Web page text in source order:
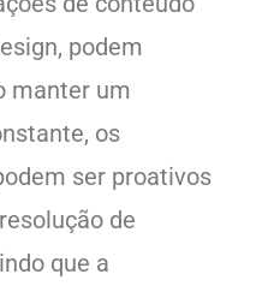
podem
manter um
os
ser proativos
de
que a